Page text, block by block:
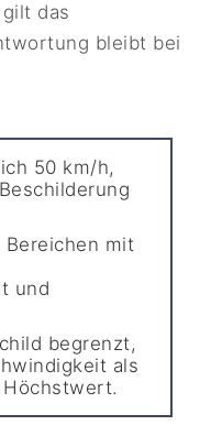
das
bleibt bei
50 km/h,
Bereichen mit
und
begrenzt,
als